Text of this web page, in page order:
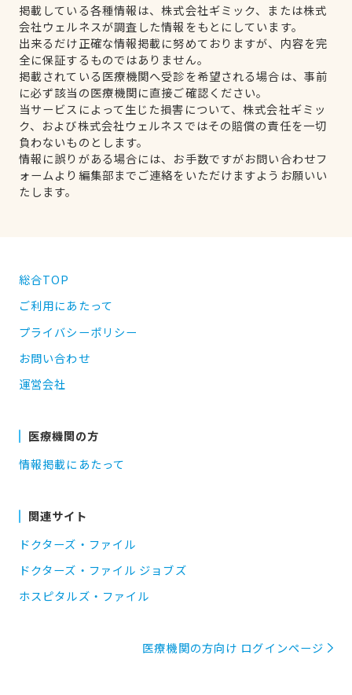
掲載している各種情報は、株式会社ギミック、または株式
会社ウェルネスが調査した情報をもとにしています。
出来るだけ正確な情報掲載に努めておりますが、内容を完
全に保証するものではありません。
掲載されている医療機関へ受診を希望される場合は、事前
に必ず該当の医療機関に直接ご確認ください。
当サービスによって生じた損害について、株式会社ギミッ
ク、および株式会社ウェルネスではその賠償の責任を一切
負わないものとします。
情報に誤りがある場合には、お手数ですがお問い合わせフ
ォームより編集部までご連絡をいただけますようお願いい
たします。
総合TOP
ご利用にあたって
プライバシーポリシー
お問い合わせ
運営会社
医療機関の方
情報掲載にあたって
関連サイト
ドクターズ・ファイル
ドクターズ・ファイル ジョブズ
ホスピタルズ・ファイル
医療機関の方向け ログインページ